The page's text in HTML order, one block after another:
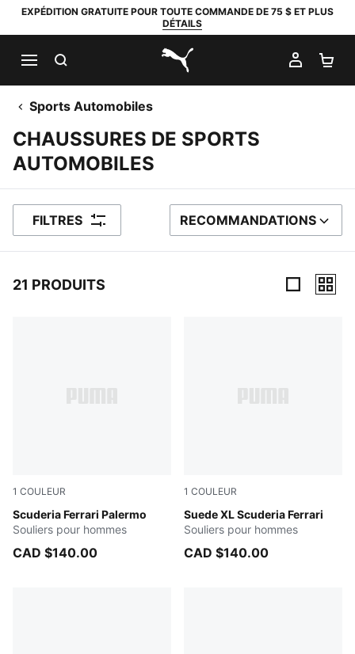
EXPÉDITION GRATUITE POUR TOUTE COMMANDE DE 75 $ ET PLUS
DÉTAILS
PUMA.com
MON
Sports Automobiles
CHAUSSURES DE SPORTS
AUTOMOBILES
FILTRES TRIER PAR
RECOMMANDATIONS
21 PRODUITS
1 COULEUR
Scuderia Ferrari Palermo
Rosso Corsa-PUMA Black
Souliers pour hommes
CAD $140.00
1 COULEUR
Suede XL Scuderia Ferrari
PUMA Black-PUMA White
Souliers pour hommes
CAD $140.00